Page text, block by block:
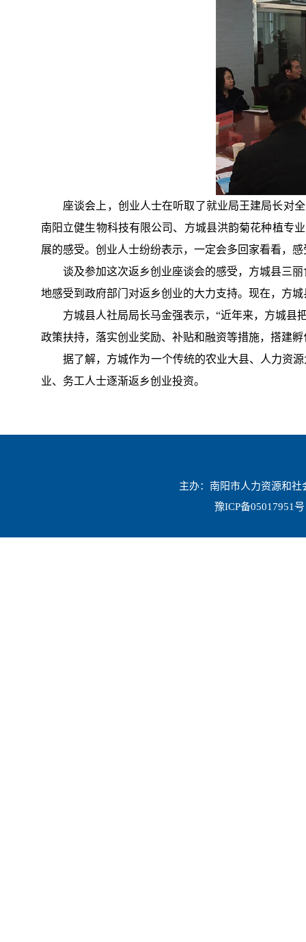
座谈会上，创业人士在听取了就业局王建局长对
南阳立健生物科技有限公司、方城县洪韵菊花种植专
展的感受。创业人士纷纷表示，一定会多回家看看，
谈及参加这次返乡创业座谈会的感受，方城县三
地感受到政府部门对返乡创业的大力支持。现在，方
方城县人社局局长马金强表示，“近年来，方城
政策扶持，落实创业奖励、补贴和融资等措施，搭建
据了解，方城作为一个传统的农业大县、人力资
业、务工人士逐渐返乡创业投资。
主办：南阳市人力资源和
豫ICP备05017951号